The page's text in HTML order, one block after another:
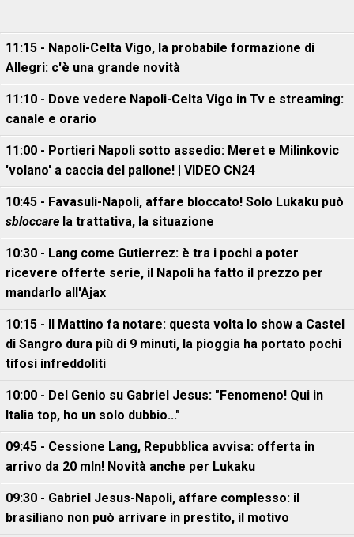
11:15 - Napoli-Celta Vigo, la probabile formazione di
Allegri: c'è una grande novità
11:10 - Dove vedere Napoli-Celta Vigo in Tv e streaming:
canale e orario
11:00 - Portieri Napoli sotto assedio: Meret e Milinkovic
'volano' a caccia del pallone! | VIDEO CN24
10:45 - Favasuli-Napoli, affare bloccato! Solo Lukaku può
sbloccare la trattativa, la situazione
10:30 - Lang come Gutierrez: è tra i pochi a poter
ricevere offerte serie, il Napoli ha fatto il prezzo per
mandarlo all'Ajax
10:15 - Il Mattino fa notare: questa volta lo show a Castel
di Sangro dura più di 9 minuti, la pioggia ha portato pochi
tifosi infreddoliti
10:00 - Del Genio su Gabriel Jesus: "Fenomeno! Qui in
Italia top, ho un solo dubbio..."
09:45 - Cessione Lang, Repubblica avvisa: offerta in
arrivo da 20 mln! Novità anche per Lukaku
09:30 - Gabriel Jesus-Napoli, affare complesso: il
brasiliano non può arrivare in prestito, il motivo